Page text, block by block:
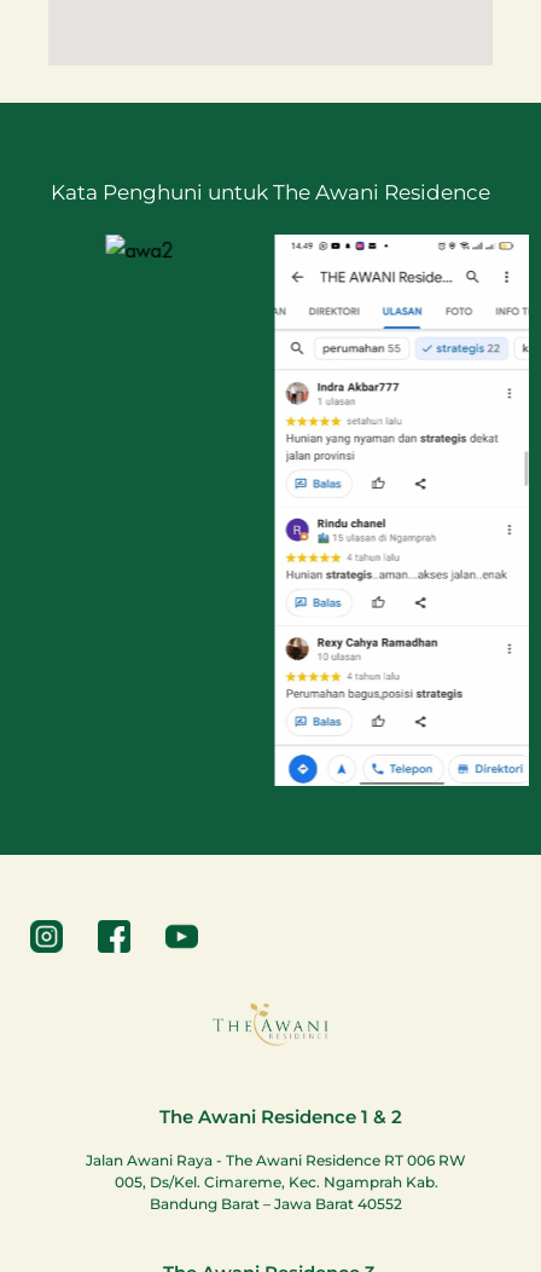
Kata Penghuni untuk The Awani Residence
The Awani Residence 1 & 2
Jalan Awani Raya - The Awani Residence RT 006 RW
005, Ds/Kel. Cimareme, Kec. Ngamprah Kab.
Bandung Barat – Jawa Barat 40552